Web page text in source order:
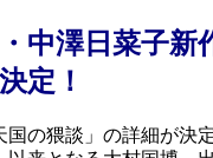
中澤日菜子新
定！
の猥談」の詳細が決定